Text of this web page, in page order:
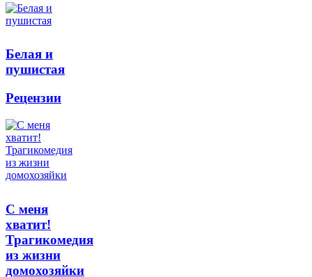
Белая и
пушистая
Рецензии
С меня
хватит!
Трагикомедия
из жизни
домохозяйки